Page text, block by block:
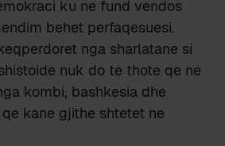
ku ne fund vendos
behet perfaqesuesi.
nga sharlatane si
nuk do te thote qe ne
kombi, bashkesia dhe
kane gjithe shtetet ne